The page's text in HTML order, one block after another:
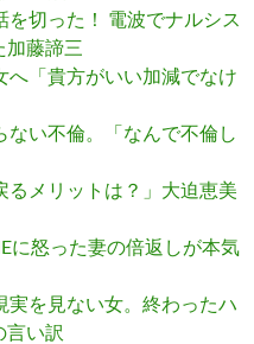
を切った！ 電波でナルシス
加藤諦三
へ「貴方がいい加減でなけ
ない不倫。「なんで不倫し
るメリットは？」大迫恵美
に怒った妻の倍返しが本気
実を見ない女。終わったハ
言い訳